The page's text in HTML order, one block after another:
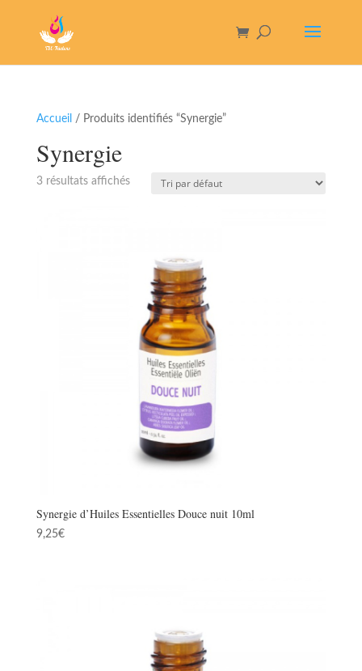
Accueil / Produits identifiés “Synergie”
Synergie
3 résultats affichés
Synergie d’Huiles Essentielles Douce nuit 10ml
9,25€